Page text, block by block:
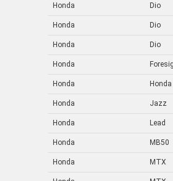
Honda Dio
Honda Dio
Honda Dio
Honda
Honda Honda
Honda Jazz
Honda Lead
Honda MB50
Honda MTX